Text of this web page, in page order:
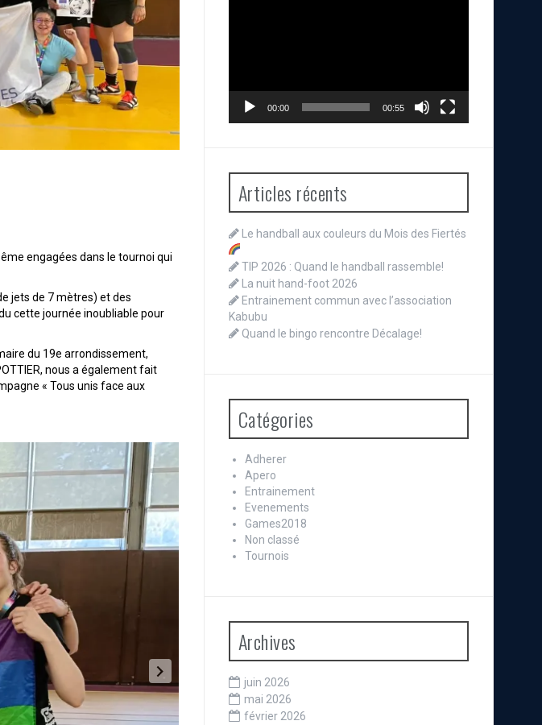
engagées dans le tournoi qui
jets de 7 mètres) et des
cette journée inoubliable pour
du 19e arrondissement,
nous a également fait
« Tous unis face aux
00:00 00:55
Articles récents
Le handball aux couleurs du Mois des Fiertés
TIP 2026 : Quand le handball rassemble!
La nuit hand-foot 2026
Entrainement commun avec l’association
Kabubu
Quand le bingo rencontre Décalage!
Catégories
Adherer
Apero
Entrainement
Evenements
Games2018
Non classé
Tournois
Archives
juin 2026
mai 2026
février 2026